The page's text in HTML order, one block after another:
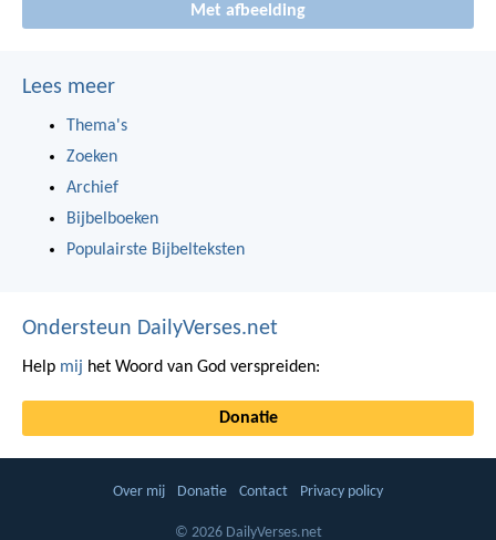
Met afbeelding
Lees meer
Thema's
Zoeken
Archief
Bijbelboeken
Populairste Bijbelteksten
Ondersteun DailyVerses.net
Help mij het Woord van God verspreiden:
Donatie
Over mij Donatie Contact Privacy policy
© 2026 DailyVerses.net